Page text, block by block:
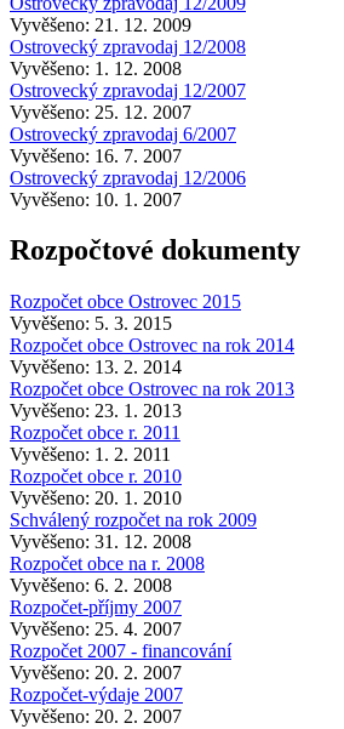
Vyvěšeno: 21. 12. 2009
Ostrovecký zpravodaj 12/2008
Vyvěšeno: 1. 12. 2008
Ostrovecký zpravodaj 12/2007
Vyvěšeno: 25. 12. 2007
Ostrovecký zpravodaj 6/2007
Vyvěšeno: 16. 7. 2007
Ostrovecký zpravodaj 12/2006
Vyvěšeno: 10. 1. 2007
Rozpočtové dokumenty
Rozpočet obce Ostrovec 2015
Vyvěšeno: 5. 3. 2015
Rozpočet obce Ostrovec na rok 2014
Vyvěšeno: 13. 2. 2014
Rozpočet obce Ostrovec na rok 2013
Vyvěšeno: 23. 1. 2013
Rozpočet obce r. 2011
Vyvěšeno: 1. 2. 2011
Rozpočet obce r. 2010
Vyvěšeno: 20. 1. 2010
Schválený rozpočet na rok 2009
Vyvěšeno: 31. 12. 2008
Rozpočet obce na r. 2008
Vyvěšeno: 6. 2. 2008
Rozpočet-příjmy 2007
Vyvěšeno: 25. 4. 2007
Rozpočet 2007 - financování
Vyvěšeno: 20. 2. 2007
Rozpočet-výdaje 2007
Vyvěšeno: 20. 2. 2007